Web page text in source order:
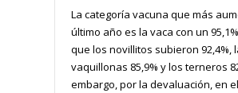
La categoría vacuna que más
último año es la vaca con un
que los novillitos subieron 92,4%,
vaquillonas 85,9% y los terneros
embargo, por la devaluación, en